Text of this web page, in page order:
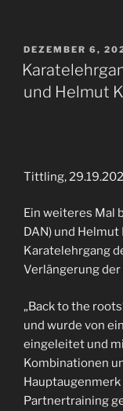
AM
DEZEMBER 6,
und Helmut
Tittling,
Ein weiteres Mal
DAN) und Helmut
Karatelehrgang
Verlängerung
„Back to the
und wurde von
eingeleitet und
Kombinationen
Partnertraining